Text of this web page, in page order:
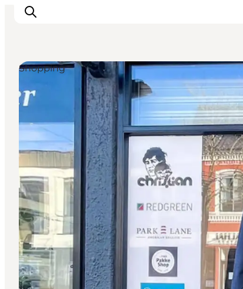
Feriesteder
Inspiration
Handicapvenlig ferie
Events
Overnatning
Planlæg din ferie
Shopping